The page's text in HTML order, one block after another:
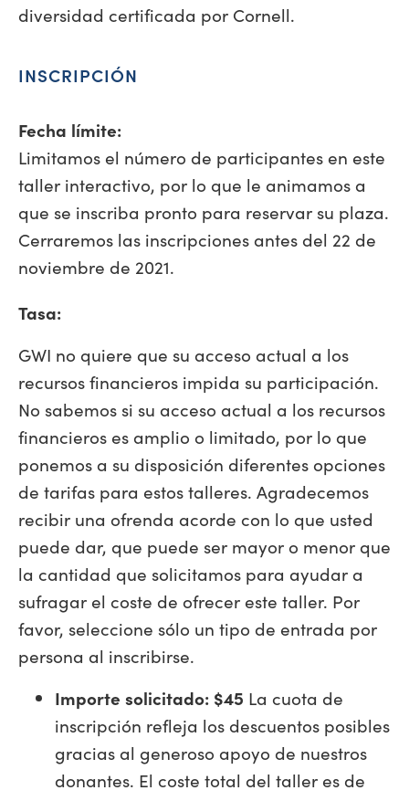
diversidad certificada por Cornell.
INSCRIPCIÓN
Fecha límite:
Limitamos el número de participantes en este
taller interactivo, por lo que le animamos a
que se inscriba pronto para reservar su plaza.
Cerraremos las inscripciones antes del 22 de
noviembre de 2021.
Tasa:
GWI no quiere que su acceso actual a los
recursos financieros impida su participación.
No sabemos si su acceso actual a los recursos
financieros es amplio o limitado, por lo que
ponemos a su disposición diferentes opciones
de tarifas para estos talleres. Agradecemos
recibir una ofrenda acorde con lo que usted
puede dar, que puede ser mayor o menor que
la cantidad que solicitamos para ayudar a
sufragar el coste de ofrecer este taller. Por
favor, seleccione sólo un tipo de entrada por
persona al inscribirse.
Importe solicitado: $45 La cuota de
inscripción refleja los descuentos posibles
gracias al generoso apoyo de nuestros
donantes. El coste total del taller es de